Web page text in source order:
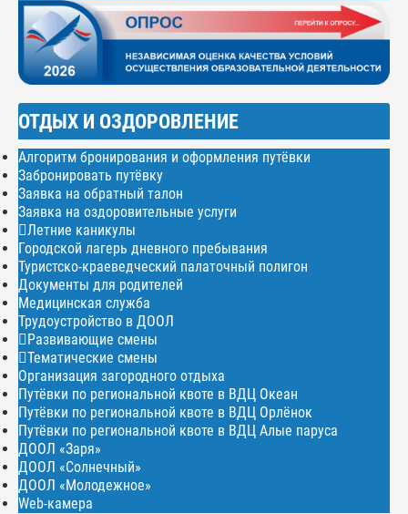
ОТДЫХ И ОЗДОРОВЛЕНИЕ
Алгоритм бронирования и оформления путёвки
Забронировать путёвку
Заявка на обратный талон
Заявка на оздоровительные услуги
Летние каникулы
Городской лагерь дневного пребывания
Туристско-краеведческий палаточный полигон
Документы для родителей
Медицинская служба
Трудоустройство в ДООЛ
Развивающие смены
Тематические смены
Организация загородного отдыха
Путёвки по региональной квоте в ВДЦ Океан
Путёвки по региональной квоте в ВДЦ Орлёнок
Путёвки по региональной квоте в ВДЦ Алые паруса
ДООЛ «Заря»
ДООЛ «Солнечный»
ДООЛ «Молодежное»
Web-камера